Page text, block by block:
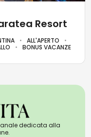
Resort
ALL'APERTO
BONUS VACANZE
dedicata alla